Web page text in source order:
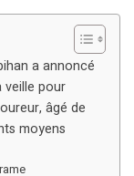
a annoncé
veille pour
âgé de
moyens